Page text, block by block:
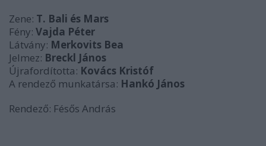
Zene: T. Bali és Mars
Fény: Vajda Péter
Látvány: Merkovits Bea
Jelmez: Breckl János
Újrafordította: Kovács Kristóf
A rendező munkatársa: Hankó János
Rendező: Fésős András